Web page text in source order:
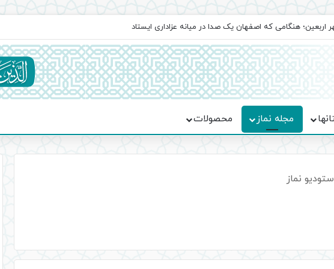
باشکوه نمازهای جماعت در موکب فاطمه الزهرا (س)
مجله نماز محصولات
نماز